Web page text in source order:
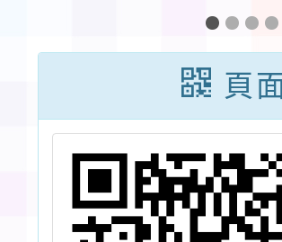
勵辦法一案，請
符合資格者踴躍
報名參加
頁